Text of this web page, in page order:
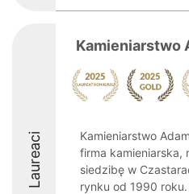
Laureaci
Kamieniarstwo
Kamieniarstwo
firma kamieniarska,
siedzibę w
rynku od 1990 roku.